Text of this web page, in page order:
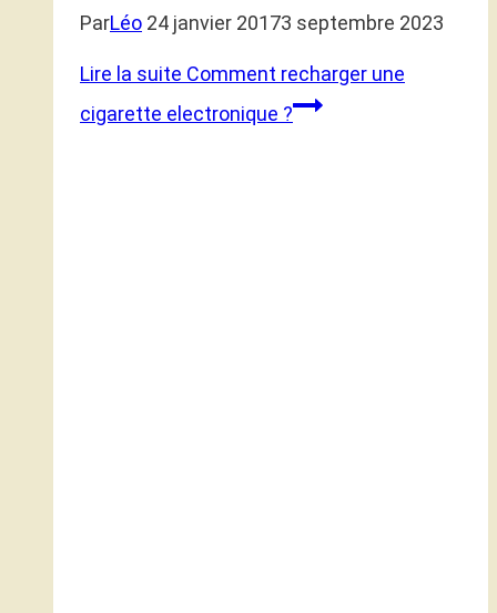
ParLéo 24 janvier 20173 septembre 2023
Lire la suite Comment recharger une
cigarette electronique ?